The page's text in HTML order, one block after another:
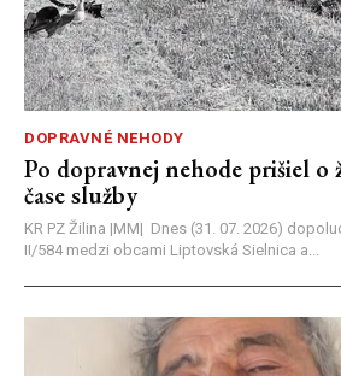
DOPRAVNÉ NEHODY
Po dopravnej nehode prišiel
čase služby
KR PZ Žilina |MM| Dnes (31. 07. 2026)
II/584 medzi obcami Liptovská Sielnica a...